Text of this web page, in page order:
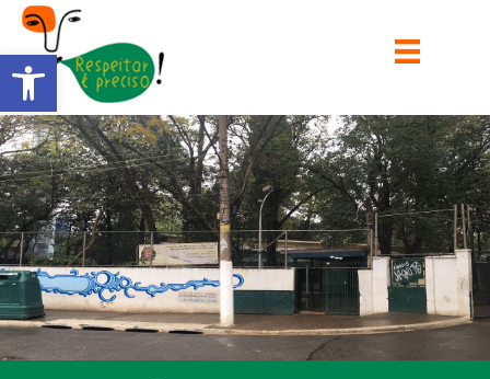
Barra de Ferramentas Aberta